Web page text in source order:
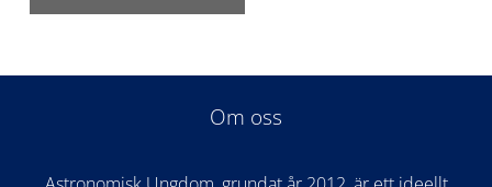
Om oss